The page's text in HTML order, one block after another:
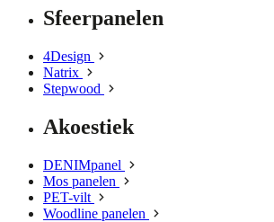
Sfeerpanelen
4Design
Natrix
Stepwood
Akoestiek
DENIMpanel
Mos panelen
PET-vilt
Woodline panelen